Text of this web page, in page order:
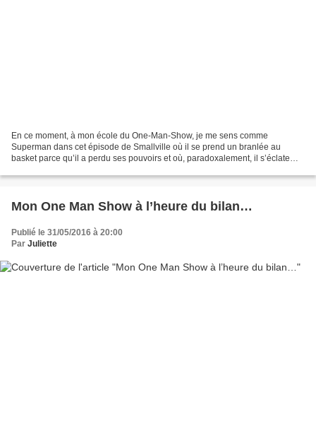
En ce moment, à mon école du One-Man-Show, je me sens comme
Superman dans cet épisode de Smallville où il se prend un branlée au
basket parce qu’il a perdu ses pouvoirs et où, paradoxalement, il s’éclate
Mon One Man Show à l’heure du bilan…
Publié le 31/05/2016 à 20:00
Par Juliette